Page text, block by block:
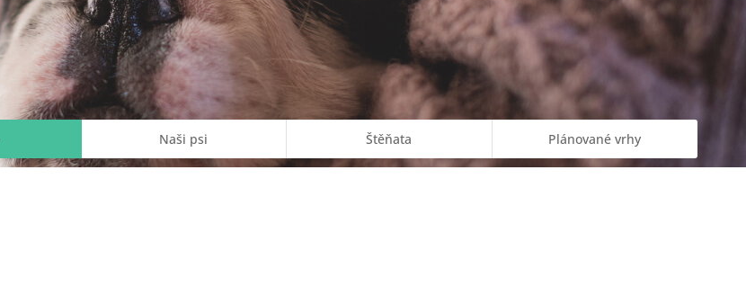
Naši psi Štěňata Plánované vrhy